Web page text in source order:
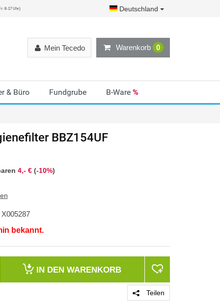
8-17 Uhr) Deutschland
Warenkorb 0
Mein Tecedo
& Büro Fundgrube B-Ware %
BBZ154UF
4,- €(-10%)
X005287
bekannt.
IN DEN WARENKORB
Teilen